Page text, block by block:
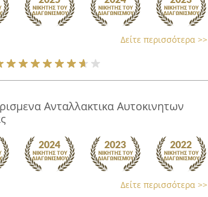
Δείτε περισσότερα >>
Ανταλλακτικα Αυτοκινητων
Δείτε περισσότερα >>